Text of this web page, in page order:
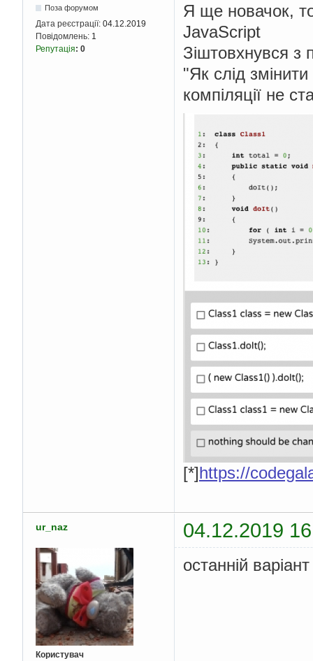
Поза форумом
Дата реєстрації: 04.12.2019
Повідомлень: 1
Репутація: 0
Я ще новачок,
JavaScript
Зіштовхнувся з
"Як слід
компіляції не
[*]https://
ur_naz 04.12.2019
Користувач
останній варіант